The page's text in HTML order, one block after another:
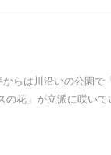
らは川沿いの公園で
花」が立派に咲い